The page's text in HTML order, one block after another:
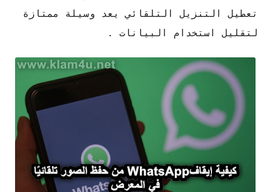
تعطيل التنزيل التلقائي يعد وسيلة ممتازة
لتقليل استخدام البيانات .